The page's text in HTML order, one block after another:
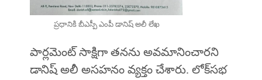
ప్రధానికి బీఎస్పీ ఎంపీ డానిష్ అలీ లేఖ
పార్లమెంట్ సాక్షిగా తనను అవమానించారని
డానిష్‌ అలీ అసహనం వ్యక్తం చేశారు. లోక్‌సభ